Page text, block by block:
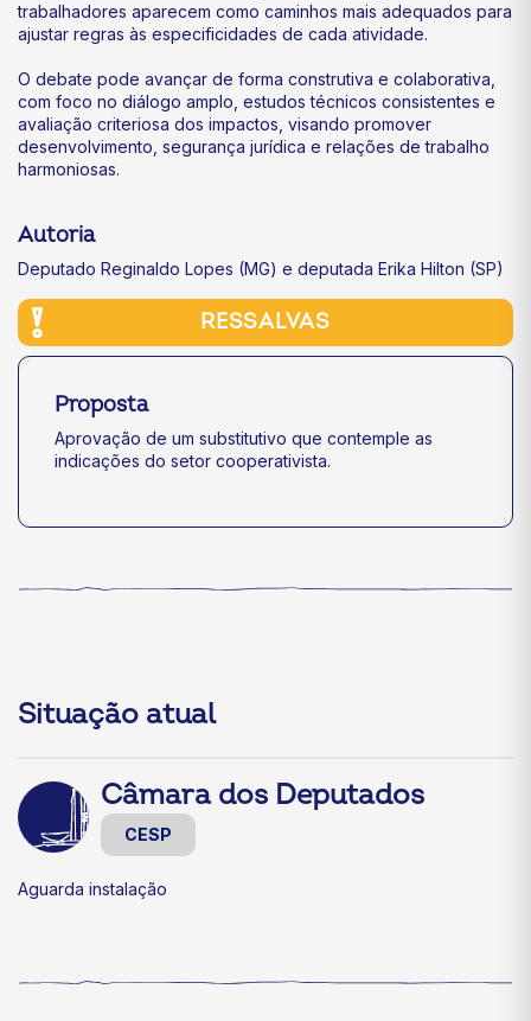
trabalhadores aparecem como caminhos mais adequados para
ajustar regras às especificidades de cada atividade.
O debate pode avançar de forma construtiva e colaborativa,
com foco no diálogo amplo, estudos técnicos consistentes e
avaliação criteriosa dos impactos, visando promover
desenvolvimento, segurança jurídica e relações de trabalho
harmoniosas.
Autoria
Deputado Reginaldo Lopes (MG) e deputada Erika Hilton (SP)
RESSALVAS
Proposta
Aprovação de um substitutivo que contemple as
indicações do setor cooperativista.
Situação atual
Câmara dos Deputados
CESP
Aguarda instalação